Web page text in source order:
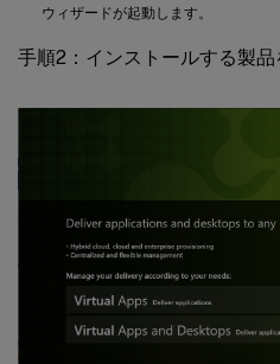
ウィザードが起動します。
手順2：インストールする製品